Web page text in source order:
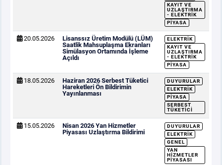
KAYIT VE
UZLAŞTIRMA
- ELEKTRIK
PIYASA
20.05.2026
Lisanssız Üretim Modülü (LÜM)
Saatlik Mahsuplaşma Ekranları
Simülasyon Ortamında İşleme
Açıldı
ELEKTRIK
KAYIT VE
UZLAŞTIRMA
- ELEKTRIK
PIYASA
18.05.2026
Haziran 2026 Serbest Tüketici
Hareketleri Ön Bildirimin
Yayınlanması
DUYURULAR
ELEKTRIK
PIYASA
SERBEST
TÜKETICI
15.05.2026
Nisan 2026 Yan Hizmetler
Piyasası Uzlaştırma Bildirimi
DUYURULAR
ELEKTRIK
GENEL
YAN
HIZMETLER
PIYASASI